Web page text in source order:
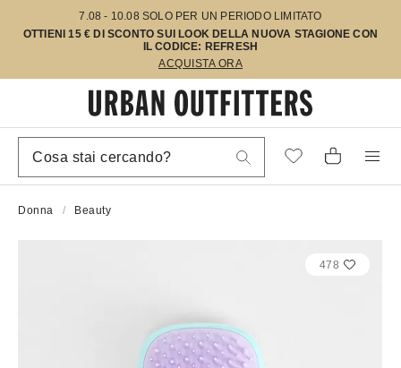
7.08 - 10.08 SOLO PER UN PERIODO LIMITATO
OTTIENI 15 € DI SCONTO SUI LOOK DELLA NUOVA STAGIONE CON
IL CODICE: REFRESH
ACQUISTA ORA
Donna Beauty
478